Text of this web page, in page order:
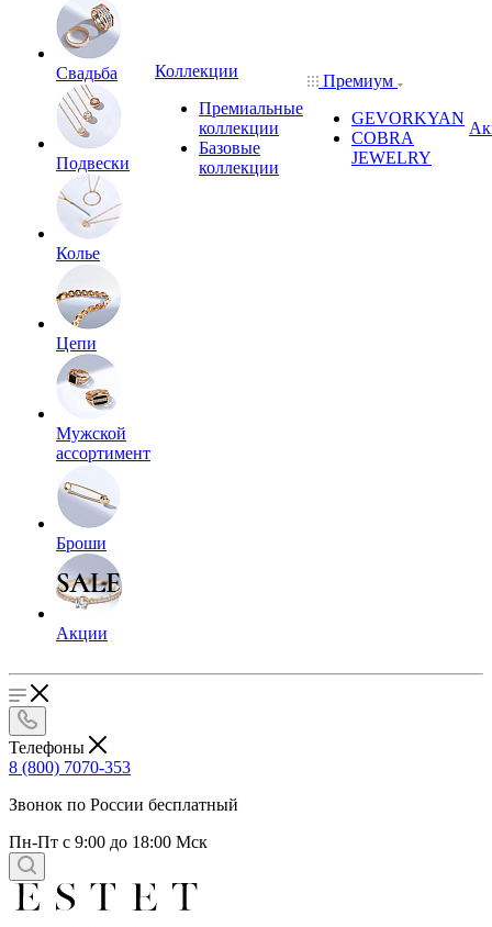
Свадьба
Подвески
Колье
Цепи
Мужской
ассортимент
Броши
Акции
Коллекции
Премиальные
коллекции
Базовые
коллекции
Премиум
GEVORKYAN
COBRA
JEWELRY
Телефоны
8 (800) 7070-353
Звонок по России бесплатный
Пн-Пт с 9:00 до 18:00 Мск